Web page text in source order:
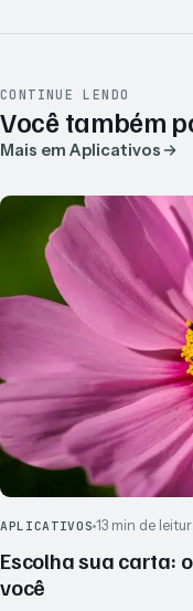
CONTINUE LENDO
Você também
Mais em Aplicativos
APLICATIVOS 13 min de
Escolha sua carta:
você